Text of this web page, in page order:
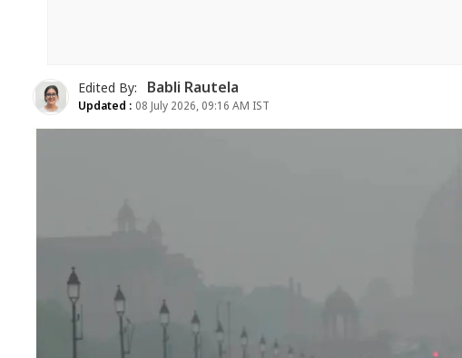
Edited By: Babli Rautela
Updated : 08 July 2026, 09:16 AM IST